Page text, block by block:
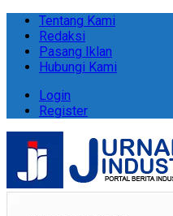
Tentang Kami
Redaksi
Pasang Iklan
Hubungi Kami
Login
Register